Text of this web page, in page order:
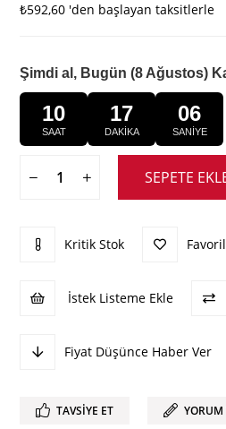
₺592,60 'den başlayan taksitlerle
Şimdi al, Bugün (8 Ağustos)
10
SAAT
17
DAKİKA
06
SANİYE
Kritik Stok
İstek Listeme Ekle
Fiyat Düşünce Haber Ver
TAVSIYE ET YORUM